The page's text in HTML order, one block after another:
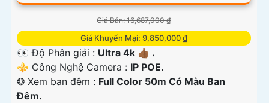
Giá Bán: 16,687,000 ₫
Giá Khuyến Mại: 9,850,000 ₫
👀 Độ Phân giải : Ultra 4k 👍🏾 .
⚜️ Công Nghệ Camera : IP POE.
❂ Xem ban đêm : Full Color 50m Có Màu Ban
Đêm.